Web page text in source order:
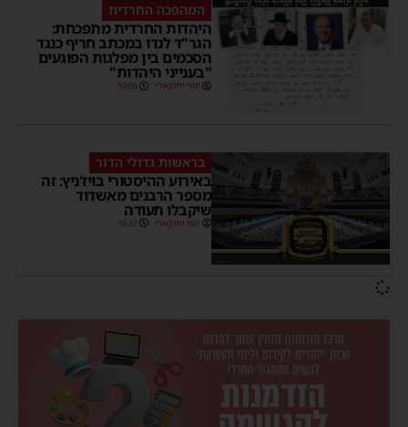
המהפכה החרדית
היהדות החרדית מתפכחת:
הגר"ד לנדו במכתב חריף כנגד
הסכמים בין מפלגות הפוגעים
"בענייני היהדות"
יוסי יחזקאלי 10:05
בראשות גדולי הדור
באירוע ההיסטורי בויז'ניץ: זה
מספר הרבנים מאשדוד
שיקבלו תעודה
יוסי יחזקאלי 16:27